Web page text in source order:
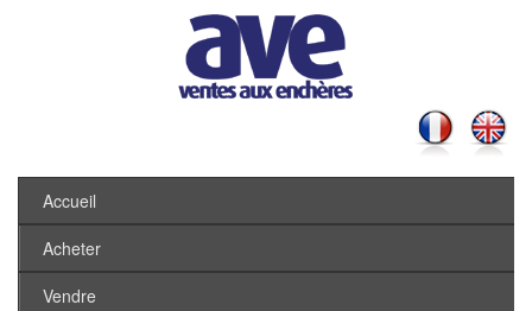
Accueil
Acheter
Vendre